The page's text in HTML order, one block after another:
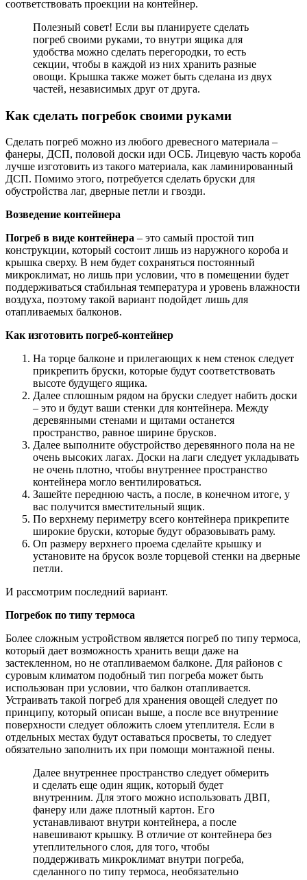
соответствовать проекции на контейнер.
Полезный совет! Если вы планируете сделать
погреб своими руками, то внутри ящика для
удобства можно сделать перегородки, то есть
секции, чтобы в каждой из них хранить разные
овощи. Крышка также может быть сделана из двух
частей, независимых друг от друга.
Как сделать погребок своими руками
Сделать погреб можно из любого древесного материала –
фанеры, ДСП, половой доски иди ОСБ. Лицевую часть короба
лучше изготовить из такого материала, как ламинированный
ДСП. Помимо этого, потребуется сделать бруски для
обустройства лаг, дверные петли и гвозди.
Возведение контейнера
Погреб в виде контейнера – это самый простой тип
конструкции, который состоит лишь из наружного короба и
крышка сверху. В нем будет сохраняться постоянный
микроклимат, но лишь при условии, что в помещении будет
поддерживаться стабильная температура и уровень влажности
воздуха, поэтому такой вариант подойдет лишь для
отапливаемых балконов.
Как изготовить погреб-контейнер
На торце балконе и прилегающих к нем стенок следует
прикрепить бруски, которые будут соответствовать
высоте будущего ящика.
Далее сплошным рядом на бруски следует набить доски
– это и будут ваши стенки для контейнера. Между
деревянными стенами и щитами останется
пространство, равное ширине брусков.
Далее выполните обустройство деревянного пола на не
очень высоких лагах. Доски на лаги следует укладывать
не очень плотно, чтобы внутреннее пространство
контейнера могло вентилироваться.
Зашейте переднюю часть, а после, в конечном итоге, у
вас получится вместительный ящик.
По верхнему периметру всего контейнера прикрепите
широкие бруски, которые будут образовывать раму.
Оп размеру верхнего проема сделайте крышку и
установите на брусок возле торцевой стенки на дверные
петли.
И рассмотрим последний вариант.
Погребок по типу термоса
Более сложным устройством является погреб по типу термоса,
который дает возможность хранить вещи даже на
застекленном, но не отапливаемом балконе. Для районов с
суровым климатом подобный тип погреба может быть
использован при условии, что балкон отапливается.
Устраивать такой погреб для хранения овощей следует по
принципу, который описан выше, а после все внутренние
поверхности следует обложить слоем утеплителя. Если в
отдельных местах будут оставаться просветы, то следует
обязательно заполнить их при помощи монтажной пены.
Далее внутреннее пространство следует обмерить
и сделать еще один ящик, который будет
внутренним. Для этого можно использовать ДВП,
фанеру или даже плотный картон. Его
устанавливают внутри контейнера, а после
навешивают крышку. В отличие от контейнера без
утеплительного слоя, для того, чтобы
поддерживать микроклимат внутри погреба,
сделанного по типу термоса, необязательно